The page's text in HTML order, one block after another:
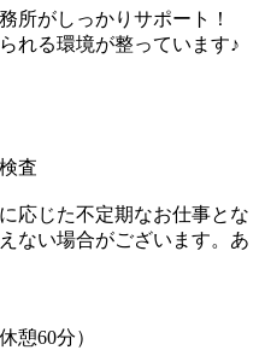
所がしっかりサポート！
れる環境が整っています♪
査
応じた不定期なお仕事とな
ない場合がございます。あ
憩60分）